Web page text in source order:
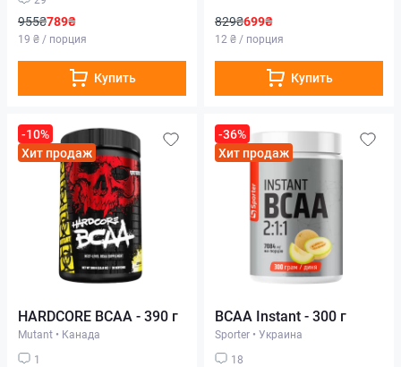
955₴789₴
19 ₴ / порция
Купить
829₴699₴
12 ₴ / порция
Купить
-10%
Хит продаж
HARDCORE BCAA - 390 г
Mutant • Канада
1
-36%
Хит продаж
BCAA Instant - 300 г
Sporter • Украина
18